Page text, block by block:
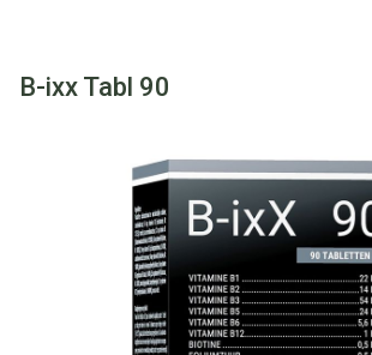
B-ixx Tabl 90